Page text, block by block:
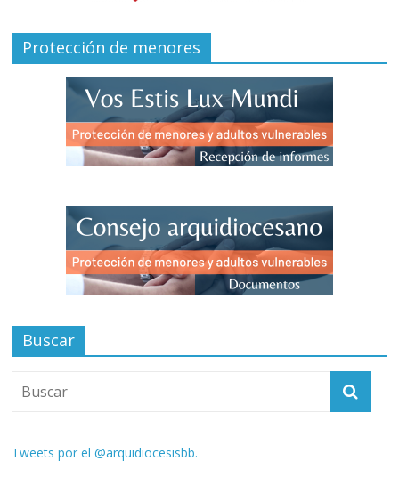
Protección de menores
Buscar
Tweets por el @arquidiocesisbb.